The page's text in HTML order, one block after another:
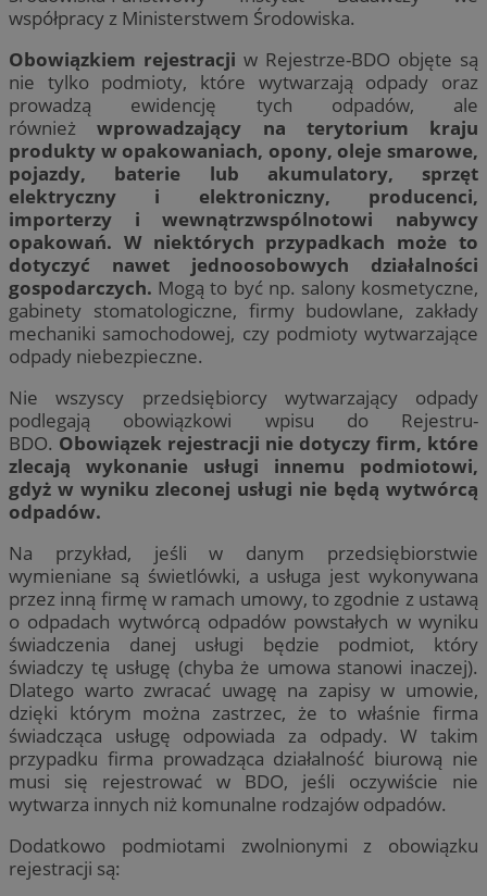
współpracy z Ministerstwem Środowiska.
Obowiązkiem rejestracji w Rejestrze-BDO objęte są
nie tylko podmioty, które wytwarzają odpady oraz
prowadzą ewidencję tych odpadów, ale
równieżwprowadzający na terytorium kraju
produkty w opakowaniach, opony, oleje smarowe,
pojazdy, baterie lub akumulatory, sprzęt
elektryczny i elektroniczny, producenci,
importerzy i wewnątrzwspólnotowi nabywcy
opakowań. W niektórych przypadkach może to
dotyczyć nawet jednoosobowych działalności
gospodarczych. Mogą to być np. salony kosmetyczne,
gabinety stomatologiczne, firmy budowlane, zakłady
mechaniki samochodowej, czy podmioty wytwarzające
odpady niebezpieczne.
Nie wszyscy przedsiębiorcy wytwarzający odpady
podlegają obowiązkowi wpisu do Rejestru-
BDO. Obowiązek rejestracji nie dotyczy firm, które
zlecają wykonanie usługi innemu podmiotowi,
gdyż w wyniku zleconej usługi nie będą wytwórcą
odpadów.
Na przykład, jeśli w danym przedsiębiorstwie
wymieniane są świetlówki, a usługa jest wykonywana
przez inną firmę w ramach umowy, to zgodnie z ustawą
o odpadach wytwórcą odpadów powstałych w wyniku
świadczenia danej usługi będzie podmiot, który
świadczy tę usługę (chyba że umowa stanowi inaczej).
Dlatego warto zwracać uwagę na zapisy w umowie,
dzięki którym można zastrzec, że to właśnie firma
świadcząca usługę odpowiada za odpady. W takim
przypadku firma prowadząca działalność biurową nie
musi się rejestrować w BDO, jeśli oczywiście nie
wytwarza innych niż komunalne rodzajów odpadów.
Dodatkowo podmiotami zwolnionymi z obowiązku
rejestracji są: